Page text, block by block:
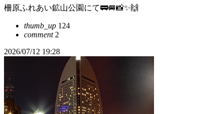
柵原ふれあい鉱山公園にて🚃🚐📸✨🙌
thumb_up 124
comment2
2026/07/12 19:28